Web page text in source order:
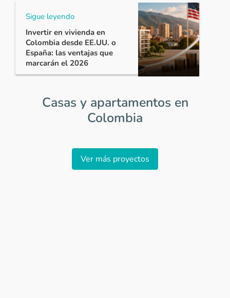
Sigue leyendo
Invertir en vivienda en
Colombia desde EE.UU. o
España: las ventajas que
marcarán el 2026
Casas y apartamentos en
Colombia
Ver más proyectos